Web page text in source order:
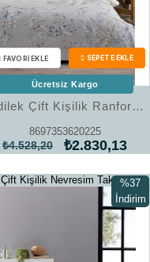
Özdilek Çift Kişilik Ranforce Nevresim Takımı Mouve Gri
8697353620225
₺2.830,13
₺4.528,20
Ücretsiz Kargo
Çift Kişilik Nevresim Takımı%37
İndirim